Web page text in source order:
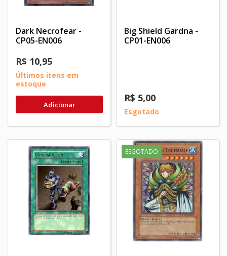
Dark Necrofear -
CP05-EN006
R$ 10,95
Últimos itens em
estoque
Adicionar
Big Shield Gardna -
CP01-EN006
R$ 5,00
Esgotado
ESGOTADO